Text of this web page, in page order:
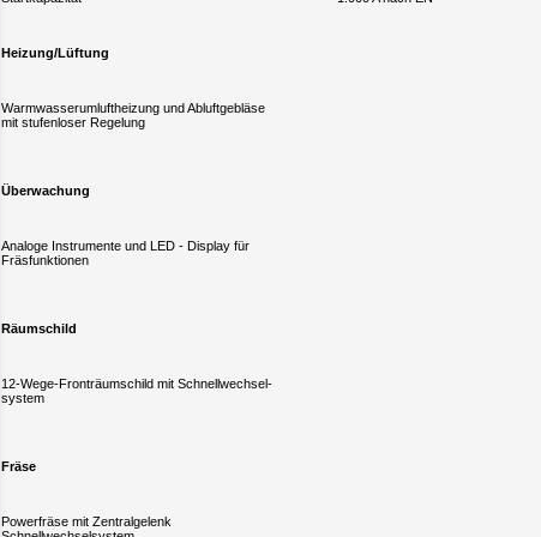
Heizung/Lüftung
Warmwasserumluftheizung und Abluftgebläse
mit stufenloser Regelung
Überwachung
Analoge Instrumente und LED - Display für
Fräsfunktionen
Räumschild
12-Wege-Fronträumschild mit Schnellwechsel-
system
Fräse
Powerfräse mit Zentralgelenk